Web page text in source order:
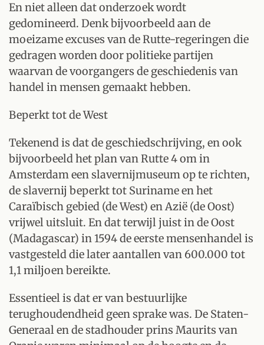
En niet alleen dat onderzoek wordt
gedomineerd. Denk bijvoorbeeld aan de
moeizame excuses van de Rutte-regeringen die
gedragen worden door politieke partijen
waarvan de voorgangers de geschiedenis van
handel in mensen gemaakt hebben.
Beperkt tot de West
Tekenend is dat de geschiedschrijving, en ook
bijvoorbeeld het plan van Rutte 4 om in
Amsterdam een slavernijmuseum op te richten,
de slavernij beperkt tot Suriname en het
Caraïbisch gebied (de West) en Azië (de Oost)
vrijwel uitsluit. En dat terwijl juist in de Oost
(Madagascar) in 1594 de eerste mensenhandel is
vastgesteld die later aantallen van 600.000 tot
1,1 miljoen bereikte.
Essentieel is dat er van bestuurlijke
terughoudendheid geen sprake was. De Staten-
Generaal en de stadhouder prins Maurits van